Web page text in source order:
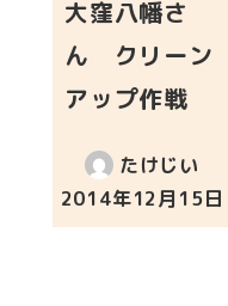
大窪八幡さ
ん クリーン
アップ作戦
たけじい
投稿日
2014年12月15日